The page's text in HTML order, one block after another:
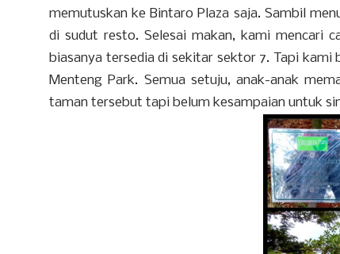
memutuskan ke Bintaro Plaza saja. Sambil
di sudut resto. Selesai makan, kami mencari
biasanya tersedia di sekitar sektor 7. Tapi kami
Menteng Park. Semua setuju, anak-anak
taman tersebut tapi belum kesampaian untuk